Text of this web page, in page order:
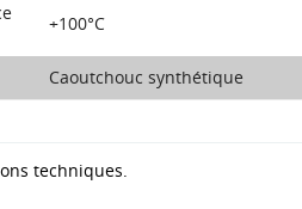
+100°C
Caoutchouc synthétique
techniques.